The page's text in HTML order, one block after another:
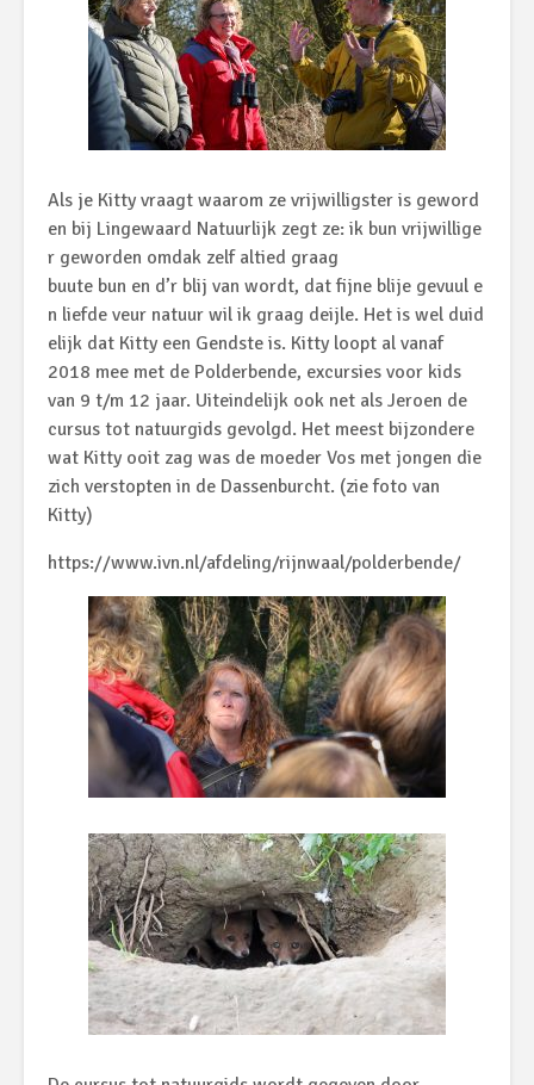
Als je Kitty vraagt waarom ze vrijwilligster is geword
en bij Lingewaard Natuurlijk zegt ze: ik bun vrijwillige
r geworden omdak zelf altied graag
buute bun en d’r blij van wordt, dat fijne blije gevuul e
n liefde veur natuur wil ik graag deijle. Het is wel duid
elijk dat Kitty een Gendste is. Kitty loopt al vanaf
2018 mee met de Polderbende, excursies voor kids
van 9 t/m 12 jaar. Uiteindelijk ook net als Jeroen de
cursus tot natuurgids gevolgd. Het meest bijzondere
wat Kitty ooit zag was de moeder Vos met jongen die
zich verstopten in de Dassenburcht. (zie foto van
Kitty)
https://www.ivn.nl/afdeling/rijnwaal/polderbende/